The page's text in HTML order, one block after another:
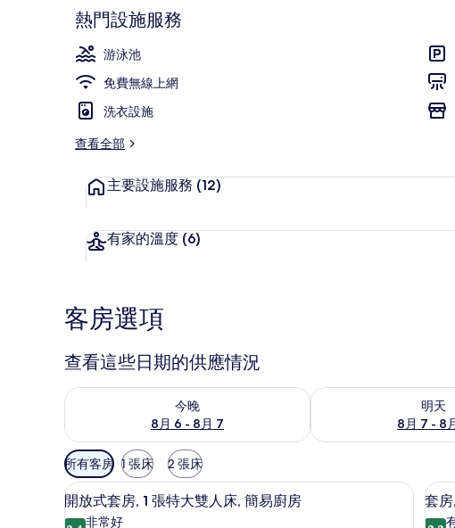
熱門設施服務
游泳池
免費無線上網
洗衣設施
查看全部
主要設施服務 (12)
有家的溫度 (6)
客房選項
查看這些日期的供應情況
今晚
8月 6 - 8月 7
查看今晚 (8月 6 - 8月 7) 的供應情況
明天
8月 7 - 8
查看明天 (8月 7 - 8月
可
用
的
客
所有客房 1 張床 2 張床
顯
示
客房內保險箱、遮光布/窗簾、熨斗/熨衣
6
開放式套房, 1 張特大雙人床, 簡易廚房
非常好
顯
示
5
套